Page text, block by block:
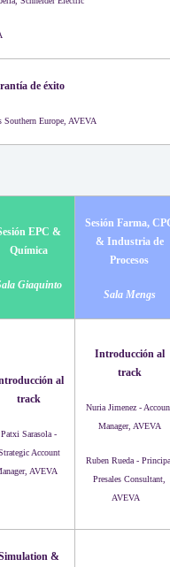
de éxito
Southern Europe, AVEVA
EPC &
Química
Giaquinto
Sesión Farma,
& Industria de
Procesos
Sala Mengs
al
track
Patxi Sarasola -
Account
AVEVA
Introducción al
track
Nuria Jimenez -
Manager, AVEVA
Ruben Rueda -
Presales Consultant,
AVEVA
&